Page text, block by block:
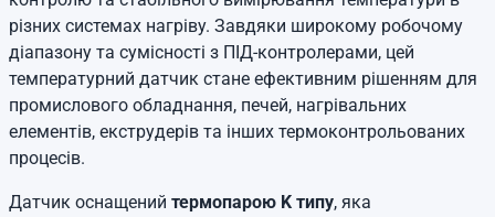
різних системах нагріву. Завдяки широкому робочому
діапазону та сумісності з ПІД-контролерами, цей
температурний датчик стане ефективним рішенням для
промислового обладнання, печей, нагрівальних
елементів, екструдерів та інших термоконтрольованих
процесів.
Датчик оснащений термопарою K типу, яка